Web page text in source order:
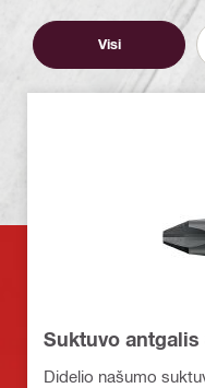
Visi
Suktuvo antgalis
Didelio našumo